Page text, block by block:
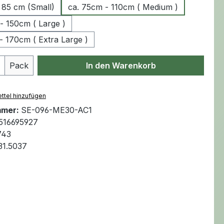
cm (Small)
ca. 75cm - 110cm ( Medium )
150cm ( Large )
170cm ( Extra Large )
Anzahl: Gib den gewünschten Wert
Pack In den Warenkorb
hinzufügen
SE-096-ME30-AC1